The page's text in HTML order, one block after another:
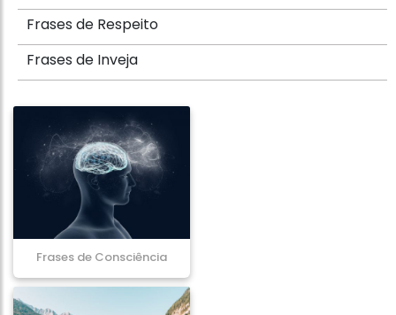
Frases de Respeito
Frases de Inveja
Frases de Consciência